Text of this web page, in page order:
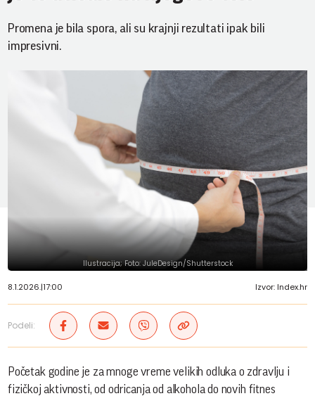
Promena je bila spora, ali su krajnji rezultati ipak bili
impresivni.
Ilustracija; Foto: JuleDesign/Shutterstock
8.1.2026.|17:00 Izvor: Index.hr
Podeli:
Početak godine je za mnoge vreme velikih odluka o zdravlju i
fizičkoj aktivnosti, od odricanja od alkohola do novih fitnes